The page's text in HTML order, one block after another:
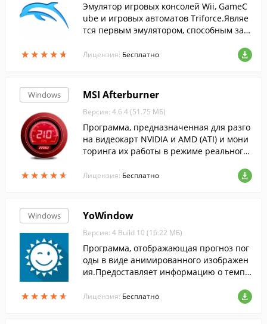
★★★★★
★★★★★
Эмулятор игровых консолей Wii, GameC
ube и игровых автоматов Triforce.Являе
тся первым эмулятором, способным зап
е для платформ GameCube и Wii....
Лицензия: Бесплатно
Windows
★★★★★
★★★★★
MSI Afterburner
Версия: 4.6.4 (51.75 МБ)
Программа, предназначенная для разго
на видеокарт NVIDIA и AMD (ATI) и мони
торинга их работы в режиме реального
Лицензия: Бесплатно
Windows
★★★★★
★★★★★
YoWindow
Версия: 4 Build 10 (16.22 МБ)
Программа, отображающая прогноз пог
оды в виде анимированного изображен
ия.Предоставляет информацию о темпе
и ветра, облачности и пр.
Лицензия: Бесплатно